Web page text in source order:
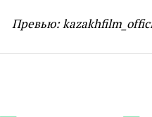
Превью: